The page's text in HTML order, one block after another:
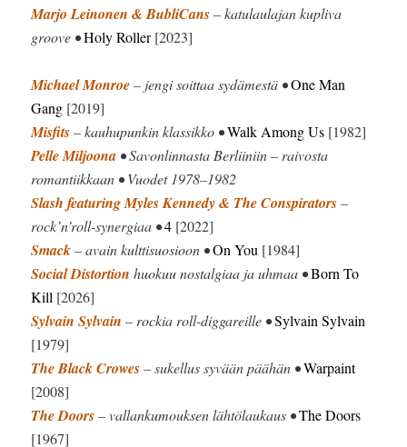
Marjo Leinonen & BubliCans– katulaulajan kupliva
groove •Holy Roller[2023]
Michael Monroe– jengi soittaa sydämestä •One Man
Gang [2019]
Misfits– kauhupunkin klassikko •Walk Among Us [1982]
Pelle Miljoona • Savonlinnasta Berliiniin – raivosta
romantiikkaan • Vuodet 1978–1982
Slash featuring Myles Kennedy & The Conspirators–
rock’n’roll-synergiaa •4 [2022]
Smack– avain kulttisuosioon •On You [1984]
Social Distortion huokuu nostalgiaa ja uhmaa •Born To
Kill [2026]
Sylvain Sylvain – rockia roll-diggareille •Sylvain Sylvain
[1979]
The Black Crowes– sukellus syvään päähän •Warpaint
[2008]
The Doors– vallankumouksen lähtölaukaus •The Doors
[1967]